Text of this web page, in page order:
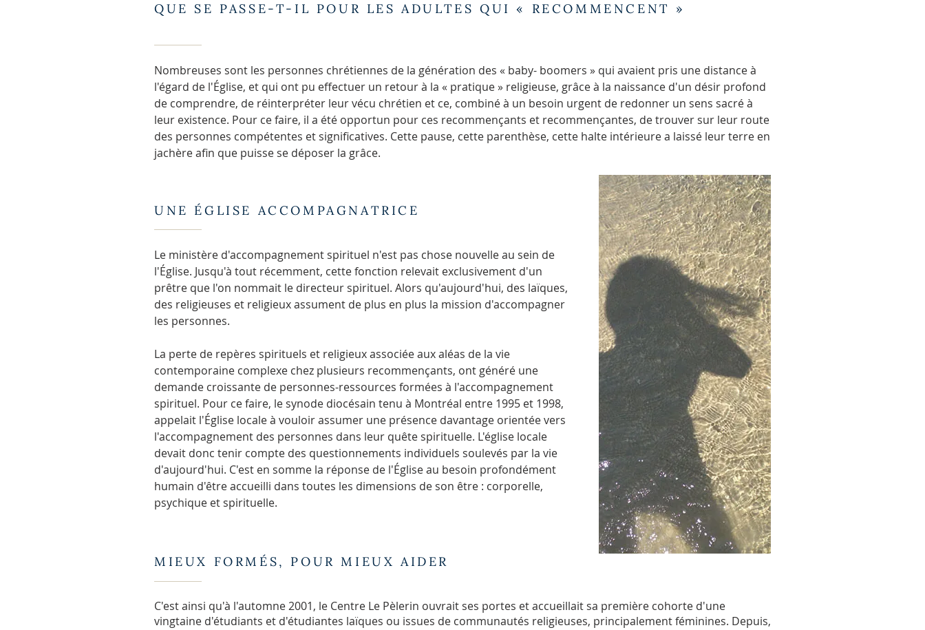
QUE SE PASSE-T-IL POUR LES ADULTES QUI « RECOMMENCENT »
Nombreuses sont les personnes chrétiennes de la génération des « baby- boomers » qui avaient pris une distance à
l'égard de l'Église, et qui ont pu effectuer un retour à la « pratique » religieuse, grâce à la naissance d'un désir profond
de comprendre, de réinterpréter leur vécu chrétien et ce, combiné à un besoin urgent de redonner un sens sacré à
leur existence. Pour ce faire, il a été opportun pour ces recommençants et recommençantes, de trouver sur leur route
des personnes compétentes et significatives. Cette pause, cette parenthèse, cette halte intérieure a laissé leur terre en
jachère afin que puisse se déposer la grâce.
UNE ÉGLISE ACCOMPAGNATRICE
Le ministère d'accompagnement spirituel n'est pas chose nouvelle au sein de
l'Église. Jusqu'à tout récemment, cette fonction relevait exclusivement d'un
prêtre que l'on nommait le directeur spirituel. Alors qu'aujourd'hui, des laïques,
des religieuses et religieux assument de plus en plus la mission d'accompagner
les personnes.
La perte de repères spirituels et religieux associée aux aléas de la vie
contemporaine complexe chez plusieurs recommençants, ont généré une
demande croissante de personnes-ressources formées à l'accompagnement
spirituel. Pour ce faire, le synode diocésain tenu à Montréal entre 1995 et 1998,
appelait l'Église locale à vouloir assumer une présence davantage orientée vers
l'accompagnement des personnes dans leur quête spirituelle. L'église locale
devait donc tenir compte des questionnements individuels soulevés par la vie
d'aujourd'hui. C'est en somme la réponse de l'Église au besoin profondément
humain d'être accueilli dans toutes les dimensions de son être : corporelle,
psychique et spirituelle.
MIEUX FORMÉS, POUR MIEUX AIDER
C'est ainsi qu'à l'automne 2001, le Centre Le Pèlerin ouvrait ses portes et accueillait sa première cohorte d'une
vingtaine d'étudiants et d'étudiantes laïques ou issues de communautés religieuses, principalement féminines. Depuis,